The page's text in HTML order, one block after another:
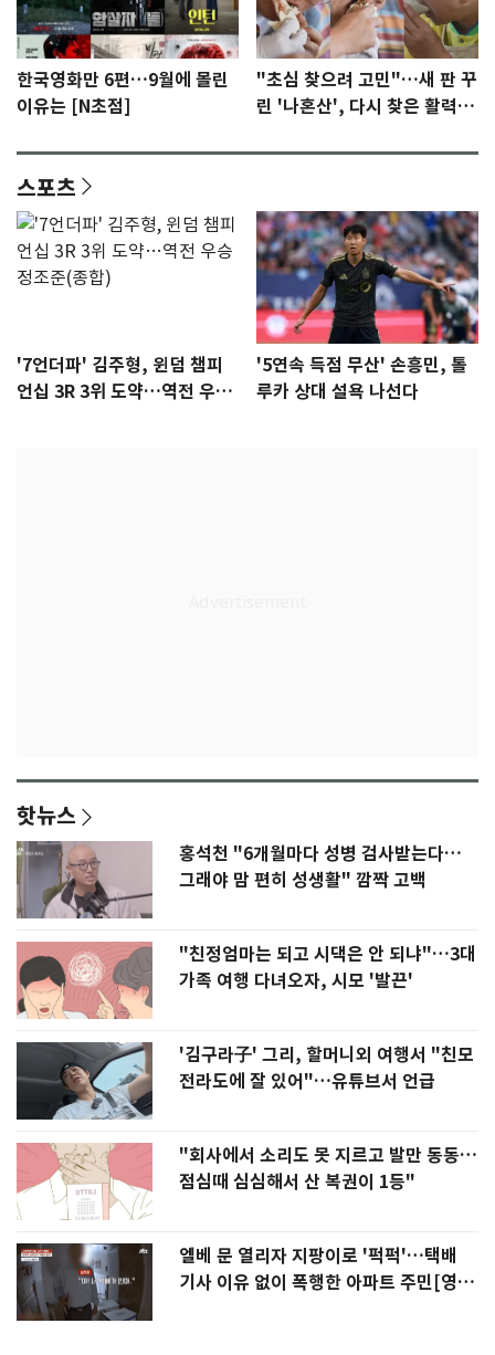
한국영화만 6편…9월에 몰린
이유는 [N초점]
"초심 찾으려 고민"…새 판 꾸
린 '나혼산', 다시 찾은 활력
스포츠
'7언더파' 김주형, 윈덤 챔피
언십 3R 3위 도약…역전 우승
'5연속 득점 무산' 손흥민, 톨
루카 상대 설욕 나선다
핫뉴스
홍석천 "6개월마다 성병 검사받는다…
그래야 맘 편히 성생활" 깜짝 고백
"친정엄마는 되고 시댁은 안 되냐"…3대
가족 여행 다녀오자, 시모 '발끈'
'김구라子' 그리, 할머니외 여행서 "친모
전라도에 잘 있어"…유튜브서 언급
"회사에서 소리도 못 지르고 발만 동동…
점심때 심심해서 산 복권이 1등"
엘베 문 열리자 지팡이로 '퍽퍽'…택배
기사 이유 없이 폭행한 아파트 주민[영